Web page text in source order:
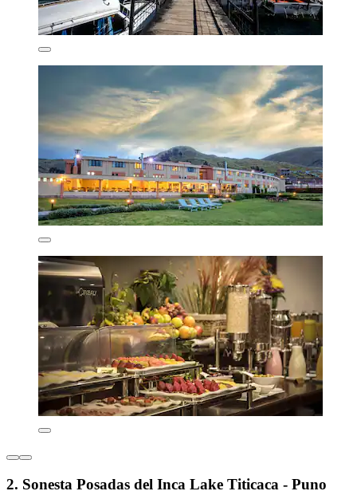
2. Sonesta Posadas del Inca Lake Titicaca - Puno